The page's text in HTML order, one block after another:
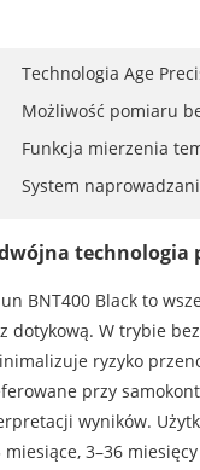
Technologia Age
Możliwość pomiaru
Funkcja mierzenia
System
technologia
BNT400 Black to
dotykową. W trybie
ryzyko
przy
wyników.
miesiące, 3–36